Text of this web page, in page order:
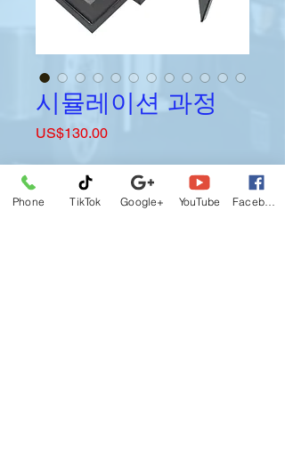
시뮬레이션 과정
US$130.00가
Phone TikTok Google+ YouTube